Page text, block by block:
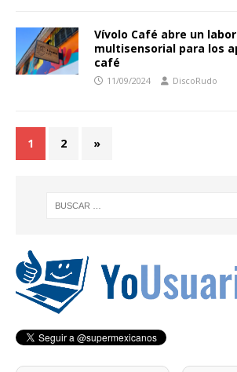
Vívolo Café abre un
multisensorial para los
café
11/09/2024 DiscoRudo
1 2 »